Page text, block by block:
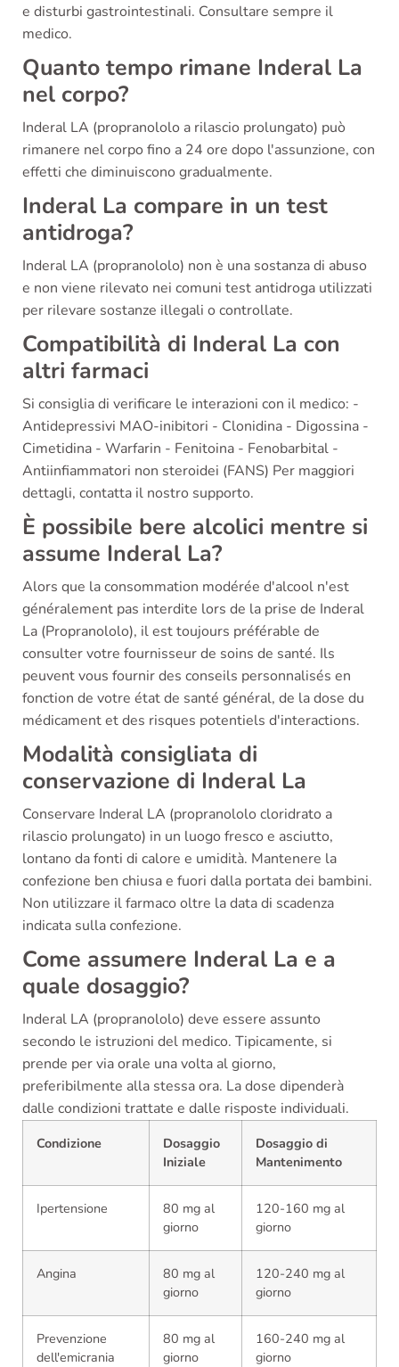
e disturbi gastrointestinali. Consultare sempre il
medico.
Quanto tempo rimane Inderal La
nel corpo?
Inderal LA (propranololo a rilascio prolungato) può
rimanere nel corpo fino a 24 ore dopo l'assunzione, con
effetti che diminuiscono gradualmente.
Inderal La compare in un test
antidroga?
Inderal LA (propranololo) non è una sostanza di abuso
e non viene rilevato nei comuni test antidroga utilizzati
per rilevare sostanze illegali o controllate.
Compatibilità di Inderal La con
altri farmaci
Si consiglia di verificare le interazioni con il medico: -
Antidepressivi MAO-inibitori - Clonidina - Digossina -
Cimetidina - Warfarin - Fenitoina - Fenobarbital -
Antiinfiammatori non steroidei (FANS) Per maggiori
dettagli, contatta il nostro supporto.
È possibile bere alcolici mentre si
assume Inderal La?
Alors que la consommation modérée d'alcool n'est
généralement pas interdite lors de la prise de Inderal
La (Propranololo), il est toujours préférable de
consulter votre fournisseur de soins de santé. Ils
peuvent vous fournir des conseils personnalisés en
fonction de votre état de santé général, de la dose du
médicament et des risques potentiels d'interactions.
Modalità consigliata di
conservazione di Inderal La
Conservare Inderal LA (propranololo cloridrato a
rilascio prolungato) in un luogo fresco e asciutto,
lontano da fonti di calore e umidità. Mantenere la
confezione ben chiusa e fuori dalla portata dei bambini.
Non utilizzare il farmaco oltre la data di scadenza
indicata sulla confezione.
Come assumere Inderal La e a
quale dosaggio?
Inderal LA (propranololo) deve essere assunto
secondo le istruzioni del medico. Tipicamente, si
prende per via orale una volta al giorno,
preferibilmente alla stessa ora. La dose dipenderà
dalle condizioni trattate e dalle risposte individuali.
Condizione
Dosaggio
Iniziale
Dosaggio di
Mantenimento
Ipertensione
80 mg al
giorno
120-160 mg al
giorno
Angina
80 mg al
giorno
120-240 mg al
giorno
Prevenzione
dell'emicrania
80 mg al
giorno
160-240 mg al
giorno